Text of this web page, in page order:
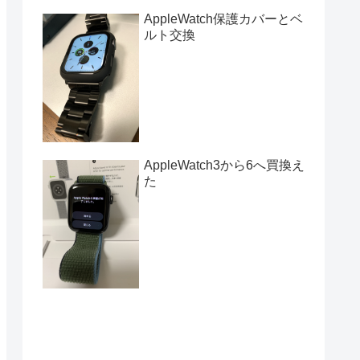
AppleWatch保護カバーとベ
ルト交換
AppleWatch3から6へ買換え
た